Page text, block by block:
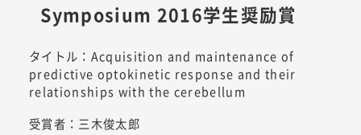
Symposium 2016学生奨励賞
タイトル：Acquisition and maintenance of
predictive optokinetic response and their
relationships with the cerebellum
受賞者：三木俊太郎